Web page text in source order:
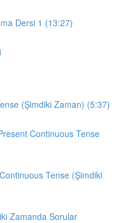
Dersi 1 (13:27)
(Şimdiki Zaman) (5:37)
Continuous Tense
Tense (Şimdiki
Zamanda Sorular